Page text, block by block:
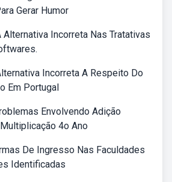
Gerar Humor
Incorreta Nas Tratativas
Incorreta A Respeito Do
Em Portugal
Envolvendo Adição
4o Ano
De Ingresso Nas Faculdades
Identificadas